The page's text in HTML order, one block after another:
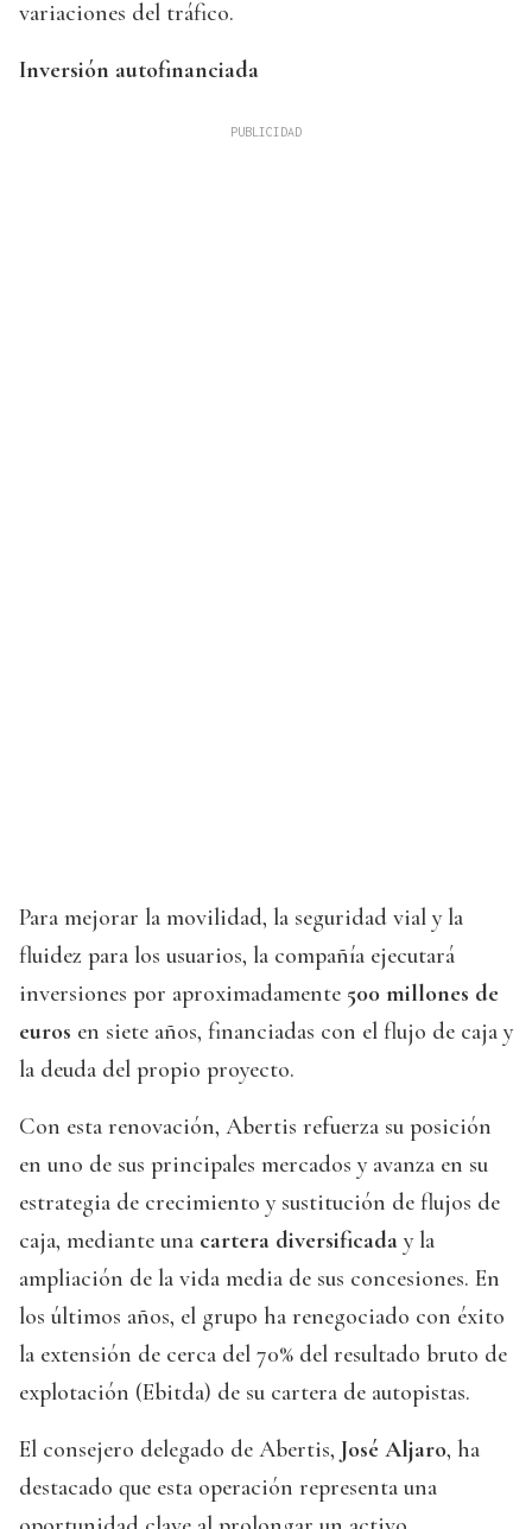
variaciones del tráfico.
Inversión autofinanciada
Para mejorar la movilidad, la seguridad vial y la
fluidez para los usuarios, la compañía ejecutará
inversiones por aproximadamente 500 millones de
euros en siete años, financiadas con el flujo de caja y
la deuda del propio proyecto.
Con esta renovación, Abertis refuerza su posición
en uno de sus principales mercados y avanza en su
estrategia de crecimiento y sustitución de flujos de
caja, mediante una cartera diversificada y la
ampliación de la vida media de sus concesiones. En
los últimos años, el grupo ha renegociado con éxito
la extensión de cerca del 70% del resultado bruto de
explotación (Ebitda) de su cartera de autopistas.
El consejero delegado de Abertis, José Aljaro, ha
destacado que esta operación representa una